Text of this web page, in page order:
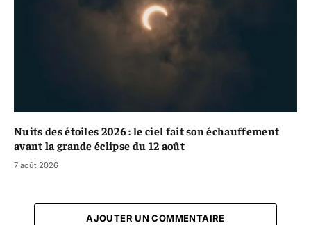
Nuits des étoiles 2026 : le ciel fait son échauffement
avant la grande éclipse du 12 août
7 août 2026
AJOUTER UN COMMENTAIRE